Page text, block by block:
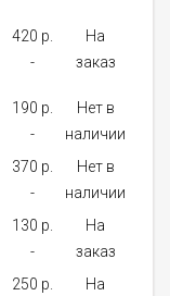
420 p.
-
На
заказ
190 p.
-
Нет в
наличии
370 p.
-
Нет в
наличии
130 p.
-
На
заказ
250 p.
На